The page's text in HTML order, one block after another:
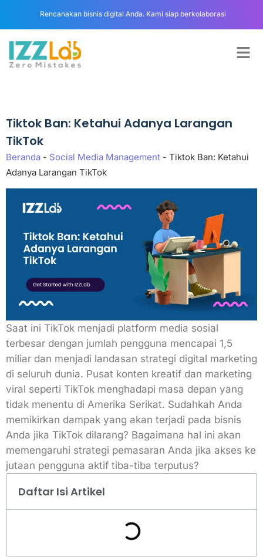
Rencanakan bisnis digital Anda. Kami siap berkolaborasi
Tiktok Ban: Ketahui Adanya Larangan
TikTok
Beranda - Social Media Management - Tiktok Ban: Ketahui
Adanya Larangan TikTok
Saat ini TikTok menjadi platform media sosial
terbesar dengan jumlah pengguna mencapai 1,5
miliar dan menjadi landasan strategi digital marketing
di seluruh dunia. Pusat konten kreatif dan marketing
viral seperti TikTok menghadapi masa depan yang
tidak menentu di Amerika Serikat. Sudahkah Anda
memikirkan dampak yang akan terjadi pada bisnis
Anda jika TikTok dilarang? Bagaimana hal ini akan
memengaruhi strategi pemasaran Anda jika akses ke
jutaan pengguna aktif tiba-tiba terputus?
Daftar Isi Artikel